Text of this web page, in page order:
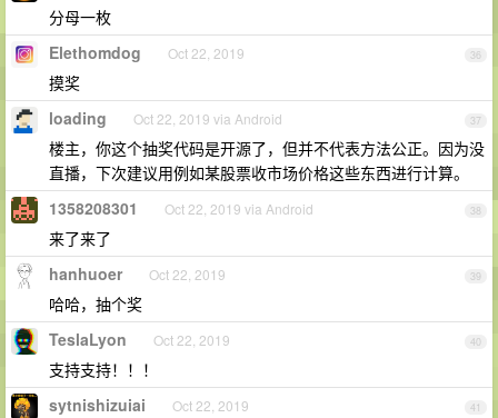
分母一枚
36
Elethomdog Oct 22, 2019
摸奖
37
loading Oct 22, 2019 via Android
楼主，你这个抽奖代码是开源了，但并不代表方法公正。因为没
直播，下次建议用例如某股票收市场价格这些东西进行计算。
38
1358208301 Oct 22, 2019 via Android
来了来了
39
hanhuoer Oct 22, 2019
哈哈，抽个奖
40
TeslaLyon Oct 22, 2019
支持支持！！！
41
sytnishizuiai Oct 22, 2019